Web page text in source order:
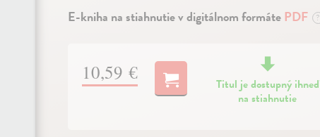
E-kniha na stiahnutie v digitálnom formátePDF ?
10,59 €
Titul je dostupný ihneď
na stiahnutie